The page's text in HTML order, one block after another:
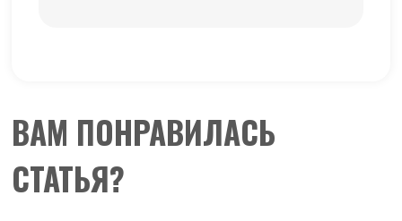
ВАМ ПОНРАВИЛАСЬ
СТАТЬЯ?